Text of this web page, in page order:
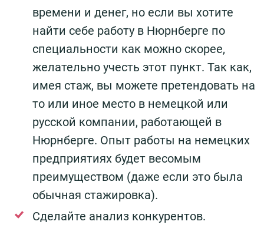
времени и денег, но если вы хотите
найти себе работу в Нюрнберге по
специальности как можно скорее,
желательно учесть этот пункт. Так как,
имея стаж, вы можете претендовать на
то или иное место в немецкой или
русской компании, работающей в
Нюрнберге. Опыт работы на немецких
предприятиях будет весомым
преимуществом (даже если это была
обычная стажировка).
Сделайте анализ конкурентов.